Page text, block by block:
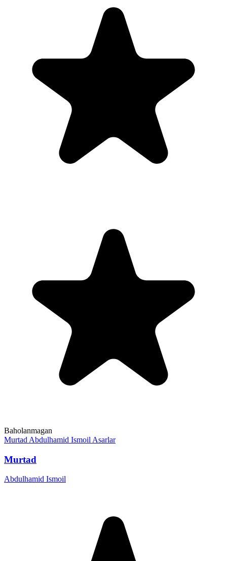
Baholanmagan
Murtad Abdulhamid Ismoil Asarlar
Murtad
Abdulhamid Ismoil